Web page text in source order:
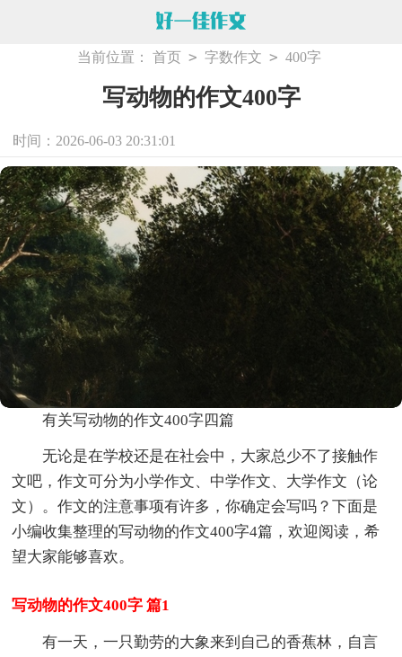
当前位置： 首页 > 字数作文 > 400字
写动物的作文400字
时间：2026-06-03 20:31:01
有关写动物的作文400字四篇
无论是在学校还是在社会中，大家总少不了接触作
文吧，作文可分为小学作文、中学作文、大学作文（论
文）。作文的注意事项有许多，你确定会写吗？下面是
小编收集整理的写动物的作文400字4篇，欢迎阅读，希
望大家能够喜欢。
写动物的作文400字 篇1
有一天，一只勤劳的大象来到自己的香蕉林，自言